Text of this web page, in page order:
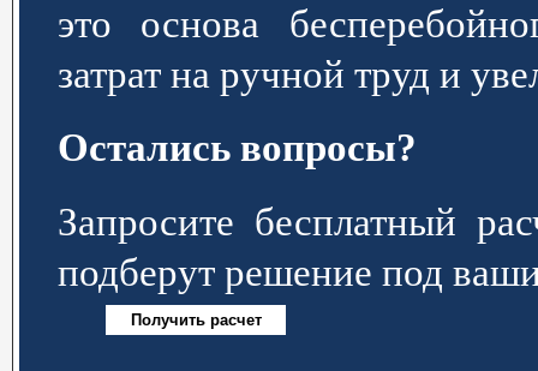
это основа
затрат на ручной труд и
Остались вопросы?
Запросите бесплатный
подберут решение под